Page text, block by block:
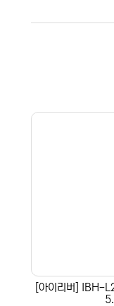
[아이리버] IBH-